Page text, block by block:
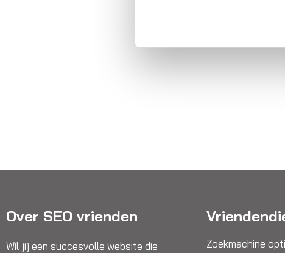
Over SEO vrienden
Wil jij een succesvolle website die
Zoekmachine